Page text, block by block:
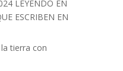
LEYENDO EN
ESCRIBEN EN
tierra con